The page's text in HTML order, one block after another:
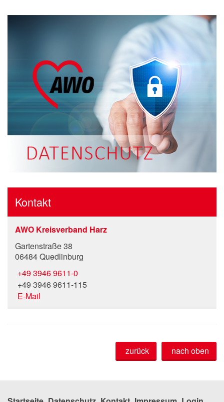
Kontakt
AWO Kreisverband Harz
Gartenstraße 38
06484 Quedlinburg
+49 3946 9611-0
+49 3946 9611-115
E-Mail
nach oben
zurück